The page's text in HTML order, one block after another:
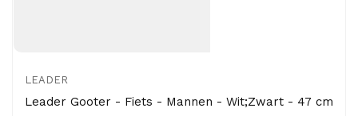
LEADER
Leader Gooter - Fiets - Mannen - Wit;Zwart - 47 cm